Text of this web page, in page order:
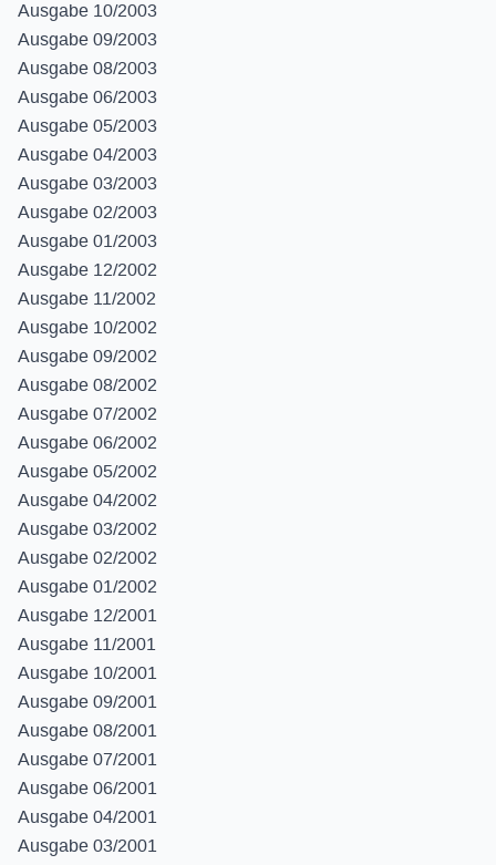
Ausgabe 10/2003
Ausgabe 09/2003
Ausgabe 08/2003
Ausgabe 06/2003
Ausgabe 05/2003
Ausgabe 04/2003
Ausgabe 03/2003
Ausgabe 02/2003
Ausgabe 01/2003
Ausgabe 12/2002
Ausgabe 11/2002
Ausgabe 10/2002
Ausgabe 09/2002
Ausgabe 08/2002
Ausgabe 07/2002
Ausgabe 06/2002
Ausgabe 05/2002
Ausgabe 04/2002
Ausgabe 03/2002
Ausgabe 02/2002
Ausgabe 01/2002
Ausgabe 12/2001
Ausgabe 11/2001
Ausgabe 10/2001
Ausgabe 09/2001
Ausgabe 08/2001
Ausgabe 07/2001
Ausgabe 06/2001
Ausgabe 04/2001
Ausgabe 03/2001